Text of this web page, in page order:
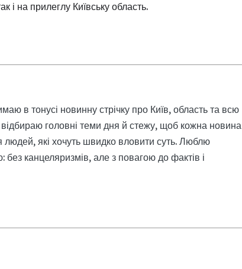
і на прилеглу Київську область.
в тонусі новинну стрічку про Київ, область та всю
головні теми дня й стежу, щоб кожна новина
які хочуть швидко вловити суть. Люблю
канцеляризмів, але з повагою до фактів і